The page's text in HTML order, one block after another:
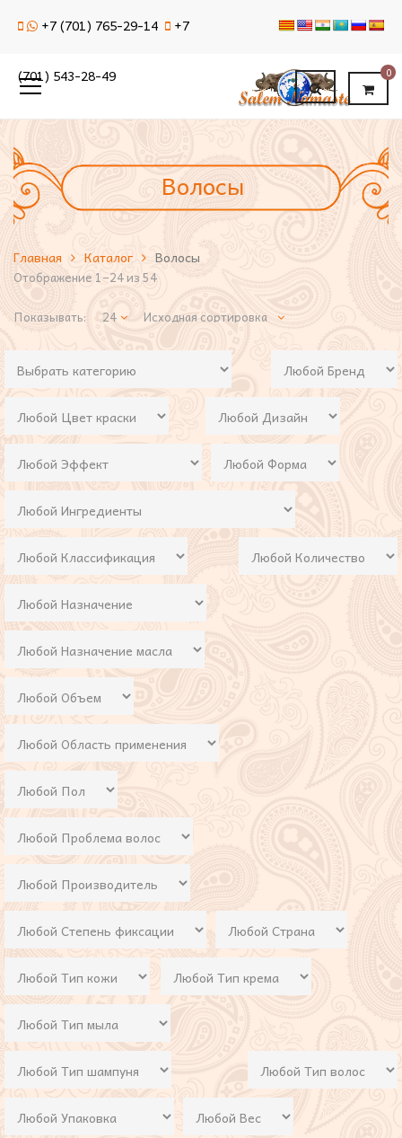
+7 (701) 765-29-14 +7
(701) 543-28-49 0
Волосы
Главная Каталог Волосы
Отображение 1–24 из 54
Показывать: